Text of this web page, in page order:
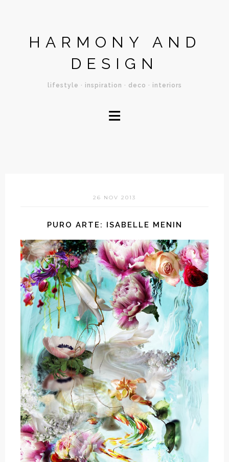
HARMONY AND
DESIGN
lifestyle · inspiration · deco · interiors
≡
26 NOV 2013
PURO ARTE: ISABELLE MENIN